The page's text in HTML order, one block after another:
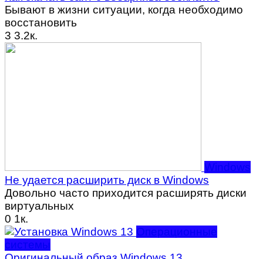
Бывают в жизни ситуации, когда необходимо
восстановить
3 3.2к.
Windows
Не удается расширить диск в Windows
Довольно часто приходится расширять диски
виртуальных
0 1к.
Операционные
системы